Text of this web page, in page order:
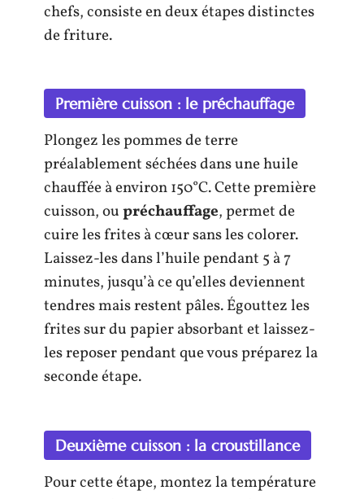
chefs, consiste en deux étapes distinctes
de friture.
Première cuisson : le préchauffage
Plongez les pommes de terre
préalablement séchées dans une huile
chauffée à environ 150°C. Cette première
cuisson, oupréchauffage, permet de
cuire les frites à cœur sans les colorer.
Laissez-les dans l’huile pendant 5 à 7
minutes, jusqu’à ce qu’elles deviennent
tendres mais restent pâles. Égouttez les
frites sur du papier absorbant et laissez-
les reposer pendant que vous préparez la
seconde étape.
Deuxième cuisson : la croustillance
Pour cette étape, montez la température